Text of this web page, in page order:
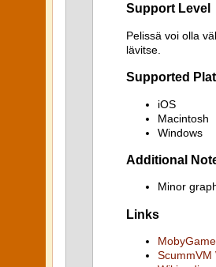
Support Level
Pelissä voi olla
lävitse.
Supported
iOS
Macintosh
Windows
Additional
Minor
Links
ScummVM